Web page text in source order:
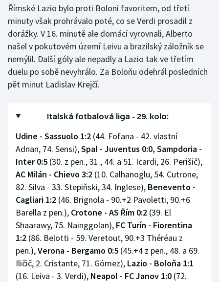
Římské Lazio bylo proti Boloni favoritem, od třetí
minuty však prohrávalo poté, co se Verdi prosadil z
dorážky. V 16. minutě ale domácí vyrovnali, Alberto
našel v pokutovém území Leivu a brazilský záložník se
nemýlil. Další góly ale nepadly a Lazio tak ve třetím
duelu po sobě nevyhrálo. Za Boloňu odehrál posledních
pět minut Ladislav Krejčí.
Italská fotbalová liga - 29. kolo:
Udine - Sassuolo 1:2 (44. Fofana - 42. vlastní
Adnan, 74. Sensi),Spal - Juventus 0:0, Sampdoria -
Inter 0:5 (30. z pen., 31., 44. a 51. Icardi, 26. Perišič),
AC Milán - Chievo 3:2 (10. Calhanoglu, 54. Cutrone,
82. Silva - 33. Stepiňski, 34. Inglese), Benevento -
Cagliari 1:2 (46. Brignola - 90.+2 Pavoletti, 90.+6
Barella z pen.), Crotone - AS Řím 0:2 (39. El
Shaarawy, 75. Nainggolan), FC Turín - Fiorentina
1:2 (86. Belotti - 59. Veretout, 90.+3 Théréau z
pen.),Verona - Bergamo 0:5 (45.+4 z pen., 48. a 69.
Iličič, 2. Cristante, 71. Gómez), Lazio - Boloňa 1:1
(16. Leiva - 3. Verdi), Neapol - FC Janov 1:0 (72.